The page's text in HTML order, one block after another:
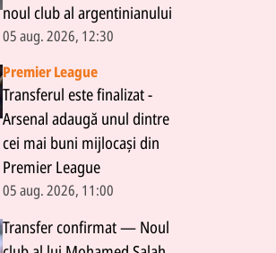
noul club al argentinianului
05 aug. 2026, 12:30
Premier League
Transferul este finalizat -
Arsenal adaugă unul dintre
cei mai buni mijlocași din
Premier League
05 aug. 2026, 11:00
Transfer confirmat — Noul